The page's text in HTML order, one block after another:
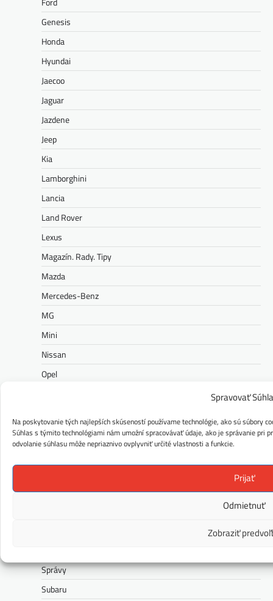
Spravovať
Na poskytovanie tých najlepších skúseností používame technológie, ako sú súbory
Súhlas s týmito technológiami nám umožní spracovávať údaje, ako je správanie pri
odvolanie súhlasu môže nepriaznivo ovplyvniť určité vlastnosti a funkcie.
Prijať
Odmietnuť
Zobraziť
Genesis
Honda
Hyundai
Jaecoo
Jaguar
Jazdene
Jeep
Kia
Lamborghini
Lancia
Land Rover
Lexus
Magazín. Rady. Tipy
Mazda
Mercedes-Benz
MG
Mini
Nissan
Opel
Porsche
Renault
Správy
Subaru